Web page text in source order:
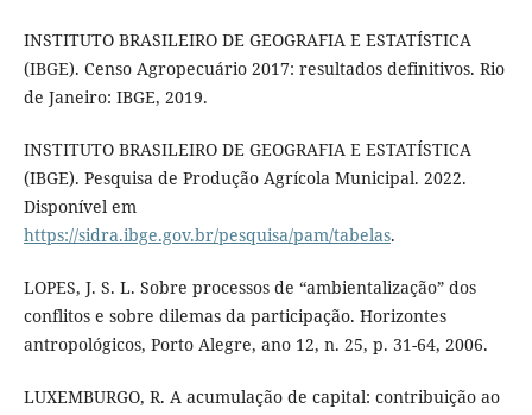
INSTITUTO BRASILEIRO DE GEOGRAFIA E ESTATÍSTICA
(IBGE). Censo Agropecuário 2017: resultados definitivos. Rio
de Janeiro: IBGE, 2019.
INSTITUTO BRASILEIRO DE GEOGRAFIA E ESTATÍSTICA
(IBGE). Pesquisa de Produção Agrícola Municipal. 2022.
Disponível em
https://sidra.ibge.gov.br/pesquisa/pam/tabelas.
LOPES, J. S. L. Sobre processos de “ambientalização” dos
conflitos e sobre dilemas da participação. Horizontes
antropológicos, Porto Alegre, ano 12, n. 25, p. 31-64, 2006.
LUXEMBURGO, R. A acumulação de capital: contribuição ao